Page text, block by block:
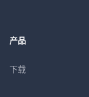
产品
下载